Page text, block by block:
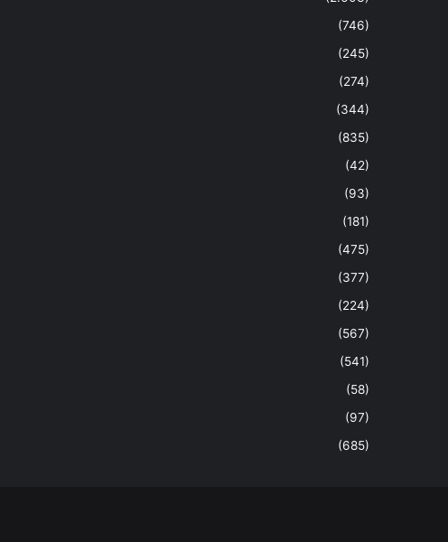
(746)
(245)
(274)
(344)
(835)
(42)
(93)
(181)
(475)
(377)
(224)
(567)
(541)
(58)
(97)
(685)